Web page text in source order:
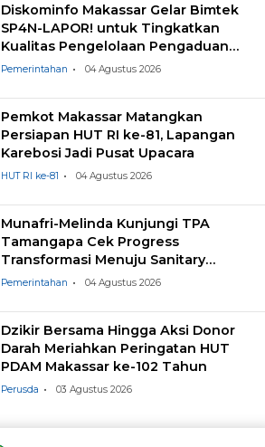
Diskominfo Makassar Gelar Bimtek
SP4N-LAPOR! untuk Tingkatkan
Kualitas Pengelolaan Pengaduan
Masyarakat
Pemerintahan 04 Agustus 2026
Pemkot Makassar Matangkan
Persiapan HUT RI ke-81, Lapangan
Karebosi Jadi Pusat Upacara
HUT RI ke-81 04 Agustus 2026
Munafri-Melinda Kunjungi TPA
Tamangapa Cek Progress
Transformasi Menuju Sanitary
Landfill
Pemerintahan 04 Agustus 2026
Dzikir Bersama Hingga Aksi Donor
Darah Meriahkan Peringatan HUT
PDAM Makassar ke-102 Tahun
Perusda 03 Agustus 2026